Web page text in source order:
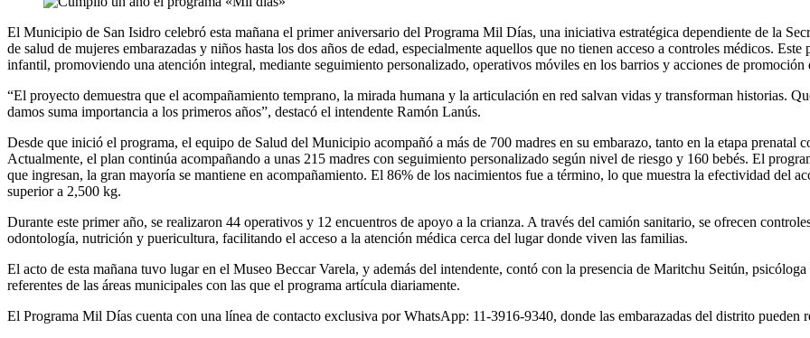
El Municipio de San Isidro celebró esta mañana el primer aniversario del Programa Mil Días, una iniciativa estratégica dependiente de la
de salud de mujeres embarazadas y niños hasta los dos años de edad, especialmente aquellos que no tienen acceso a controles médicos.
infantil, promoviendo una atención integral, mediante seguimiento personalizado, operativos móviles en los barrios y acciones de promoción
“El proyecto demuestra que el acompañamiento temprano, la mirada humana y la articulación en red salvan vidas y transforman historias.
damos suma importancia a los primeros años”, destacó el intendente Ramón Lanús.
Desde que inició el programa, el equipo de Salud del Municipio acompañó a más de 700 madres en su embarazo, tanto en la etapa prenatal
Actualmente, el plan continúa acompañando a unas 215 madres con seguimiento personalizado según nivel de riesgo y 160 bebés. El
que ingresan, la gran mayoría se mantiene en acompañamiento. El 86% de los nacimientos fue a término, lo que muestra la efectividad del
superior a 2,500 kg.
Durante este primer año, se realizaron 44 operativos y 12 encuentros de apoyo a la crianza. A través del camión sanitario, se ofrecen
odontología, nutrición y puericultura, facilitando el acceso a la atención médica cerca del lugar donde viven las familias.
El acto de esta mañana tuvo lugar en el Museo Beccar Varela, y además del intendente, contó con la presencia de Maritchu Seitún,
referentes de las áreas municipales con las que el programa artícula diariamente.
El Programa Mil Días cuenta con una línea de contacto exclusiva por WhatsApp: 11-3916-9340, donde las embarazadas del distrito